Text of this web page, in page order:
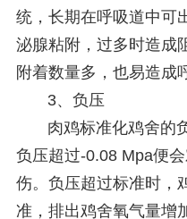
统，长期在呼吸道中可
泌腺粘附，过多时造成
附着数量多，也易造成
3、负压
肉鸡标准化鸡舍的
负压超过-0.08 Mpa便
伤。负压超过标准时，
准，排出鸡舍氧气量增